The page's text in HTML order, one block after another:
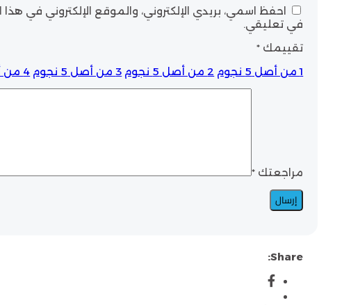
احفظ اسمي، بريدي الإلكتروني، والموقع الإلكتروني في
في تعليقي.
تقييمك *
1 من أصل 5 نجوم
2 من أصل 5 نجوم 3 من أصل 5 نجوم 4 من أصل 5 نجوم
مراجعتك *
Share: